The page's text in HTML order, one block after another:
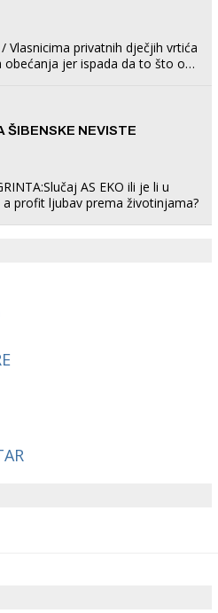
/ Vlasnicima privatnih dječjih vrtića
obećanja jer ispada da to što oni
ŠIBENSKE NEVISTE
AS EKO ili je li u
profit ljubav prema životinjama?